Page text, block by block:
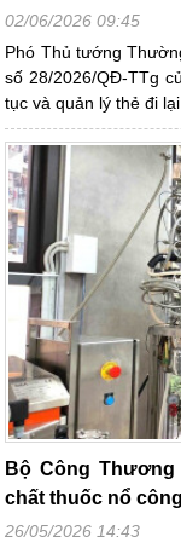
02/06/2026 09:45
Phó Thủ tướng
số 28/2026/QĐ-TTg
tục và quản lý thẻ đi
Bộ Công
chất thuốc nổ
26/05/2026 14:43